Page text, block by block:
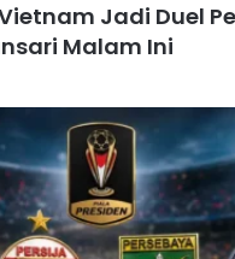
Jadi Duel
Malam Ini